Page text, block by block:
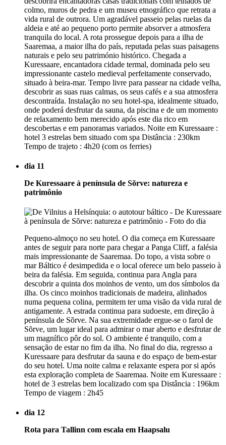
colmo, muros de pedra e um museu etnográfico que retrata a
vida rural de outrora. Um agradável passeio pelas ruelas da
aldeia e até ao pequeno porto permite absorver a atmosfera
tranquila do local. A rota prossegue depois para a ilha de
Saaremaa, a maior ilha do país, reputada pelas suas paisagens
naturais e pelo seu património histórico. Chegada a
Kuressaare, encantadora cidade termal, dominada pelo seu
impressionante castelo medieval perfeitamente conservado,
situado à beira-mar. Tempo livre para passear na cidade velha,
descobrir as suas ruas calmas, os seus cafés e a sua atmosfera
descontraída. Instalação no seu hotel-spa, idealmente situado,
onde poderá desfrutar da sauna, da piscina e de um momento
de relaxamento bem merecido após este dia rico em
descobertas e em panoramas variados. Noite em Kuressaare :
hotel 3 estrelas bem situado com spa Distância : 230km
Tempo de trajeto : 4h20 (com os ferries)
dia 11
De Kuressaare à península de Sõrve: natureza e
patrimônio
Pequeno-almoço no seu hotel. O dia começa em Kuressaare
antes de seguir para norte para chegar a Panga Cliff, a falésia
mais impressionante de Saaremaa. Do topo, a vista sobre o
mar Báltico é desimpedida e o local oferece um belo passeio à
beira da falésia. Em seguida, continua para Angla para
descobrir a quinta dos moinhos de vento, um dos símbolos da
ilha. Os cinco moinhos tradicionais de madeira, alinhados
numa pequena colina, permitem ter uma visão da vida rural de
antigamente. A estrada continua para sudoeste, em direção à
península de Sõrve. Na sua extremidade ergue-se o farol de
Sõrve, um lugar ideal para admirar o mar aberto e desfrutar de
um magnífico pôr do sol. O ambiente é tranquilo, com a
sensação de estar no fim da ilha. No final do dia, regresso a
Kuressaare para desfrutar da sauna e do espaço de bem-estar
do seu hotel. Uma noite calma e relaxante espera por si após
esta exploração completa de Saaremaa. Noite em Kuressaare :
hotel de 3 estrelas bem localizado com spa Distância : 196km
Tempo de viagem : 2h45
dia 12
Rota para Tallinn com escala em Haapsalu